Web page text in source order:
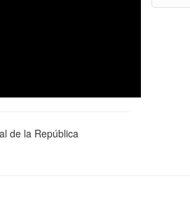
de la República